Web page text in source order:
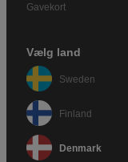
Gavekort
Vælg land
Sweden
Finland
Denmark